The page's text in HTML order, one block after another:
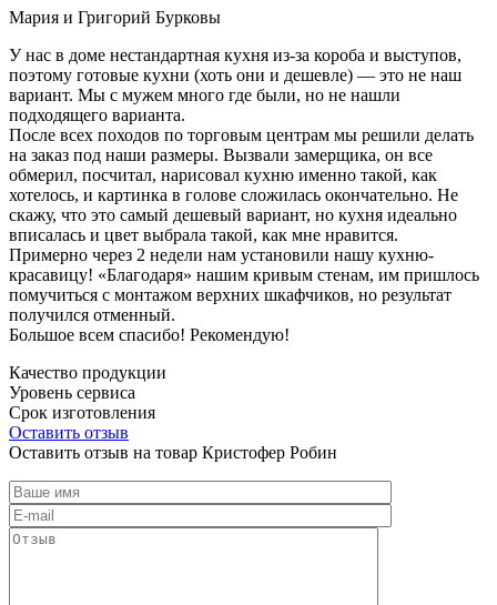
Мария и Григорий Бурковы
У нас в доме нестандартная кухня из-за короба и выступов,
поэтому готовые кухни (хоть они и дешевле) — это не наш
вариант. Мы с мужем много где были, но не нашли
подходящего варианта.
После всех походов по торговым центрам мы решили делать
на заказ под наши размеры. Вызвали замерщика, он все
обмерил, посчитал, нарисовал кухню именно такой, как
хотелось, и картинка в голове сложилась окончательно. Не
скажу, что это самый дешевый вариант, но кухня идеально
вписалась и цвет выбрала такой, как мне нравится.
Примерно через 2 недели нам установили нашу кухню-
красавицу! «Благодаря» нашим кривым стенам, им пришлось
помучиться с монтажом верхних шкафчиков, но результат
получился отменный.
Большое всем спасибо! Рекомендую!
Качество продукции
Уровень сервиса
Срок изготовления
Оставить отзыв
Оставить отзыв на товар Кристофер Робин